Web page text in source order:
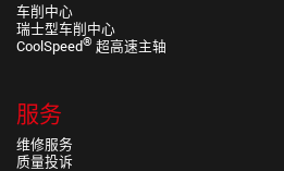
车削中心
瑞士型车削中心
CoolSpeed® 超高速主轴
服务
维修服务
质量投诉